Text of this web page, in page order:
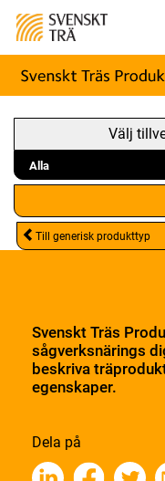
Välj
Till generisk produkttyp
Svenskt Träs
sågverksnärings
beskriva
egenskaper.
Dela på